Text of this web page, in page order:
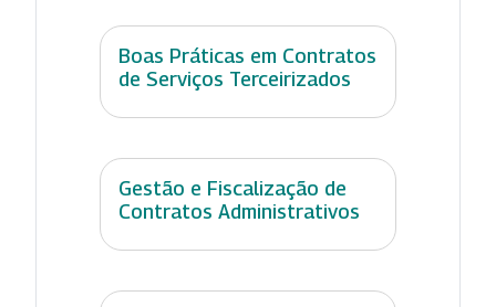
Boas Práticas em Contratos
de Serviços Terceirizados
Gestão e Fiscalização de
Contratos Administrativos